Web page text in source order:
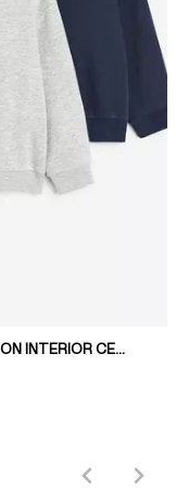
PACK DE 3 POLERONES CON INTERIOR CEPILLADO